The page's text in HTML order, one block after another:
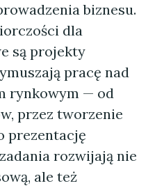
biznesu.
dla
są projekty
pracę nad
rynkowym — od
przez tworzenie
prezentację
rozwijają nie
ale też